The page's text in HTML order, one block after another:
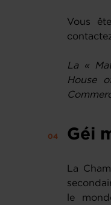
Vous
La «
House
Géi
La
le